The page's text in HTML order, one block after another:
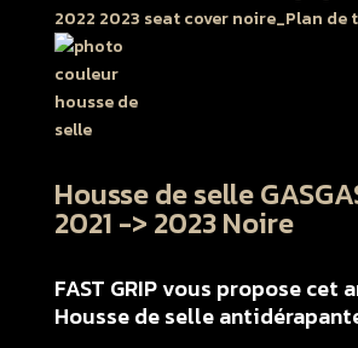
Housse de selle
2021 -> 2023 Noire
FAST GRIP vous propose cet
Housse de selle